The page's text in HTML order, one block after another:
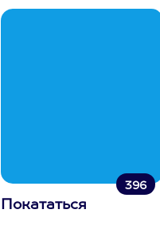
396
Покататься